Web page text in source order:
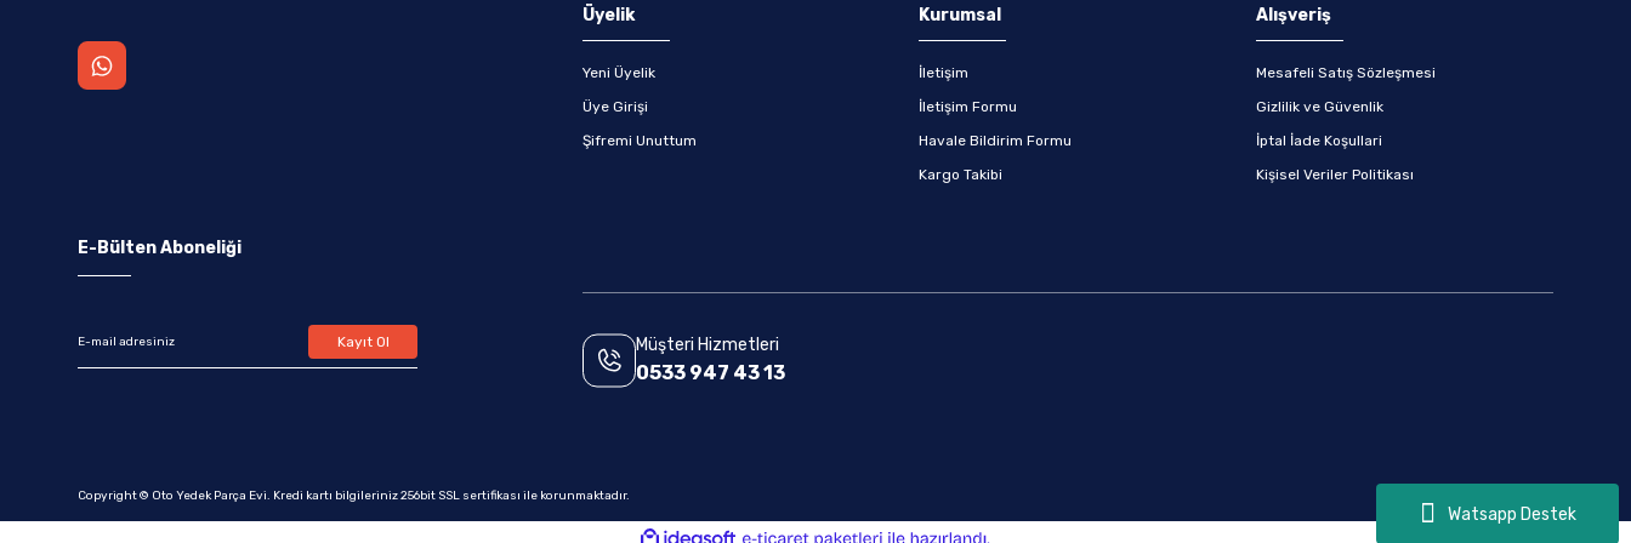
Watsapp Destek
Üyelik
Yeni Üyelik
Üye Girişi
Şifremi Unuttum
Kurumsal
İletişim
İletişim Formu
Havale Bildirim Formu
Kargo Takibi
Alışveriş
Mesafeli Satış Sözleşmesi
Gizlilik ve Güvenlik
İptal İade Koşullari
Kişisel Veriler Politikası
E-Bülten Aboneliği
Kayıt Ol Müşteri Hizmetleri
0533 947 43 13
Copyright © Oto Yedek Parça Evi. Kredi kartı bilgileriniz 256bit SSL sertifikası ile korunmaktadır.
ideasoft e-